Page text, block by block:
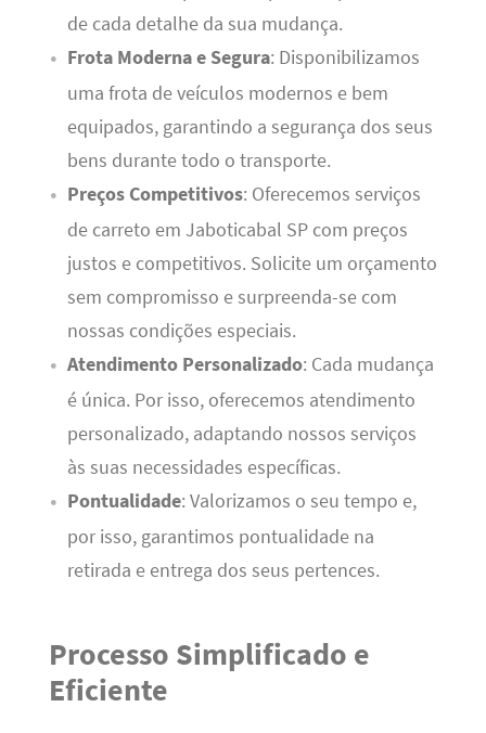
de cada detalhe da sua mudança.
Frota Moderna e Segura: Disponibilizamos
uma frota de veículos modernos e bem
equipados, garantindo a segurança dos seus
bens durante todo o transporte.
Preços Competitivos: Oferecemos serviços
de carreto em Jaboticabal SP com preços
justos e competitivos. Solicite um orçamento
sem compromisso e surpreenda-se com
nossas condições especiais.
Atendimento Personalizado: Cada mudança
é única. Por isso, oferecemos atendimento
personalizado, adaptando nossos serviços
às suas necessidades específicas.
Pontualidade: Valorizamos o seu tempo e,
por isso, garantimos pontualidade na
retirada e entrega dos seus pertences.
Processo Simplificado e
Eficiente